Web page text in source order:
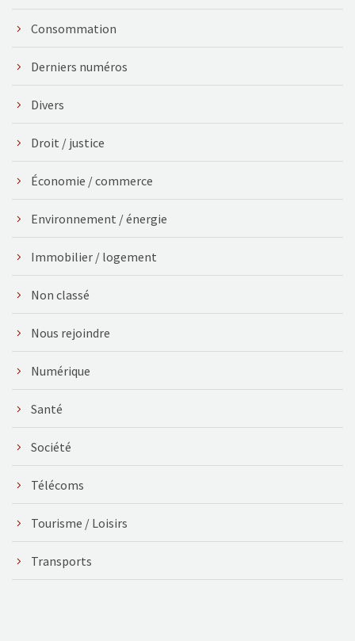
Consommation
Derniers numéros
Divers
Droit / justice
Économie / commerce
Environnement / énergie
Immobilier / logement
Non classé
Nous rejoindre
Numérique
Santé
Société
Télécoms
Tourisme / Loisirs
Transports